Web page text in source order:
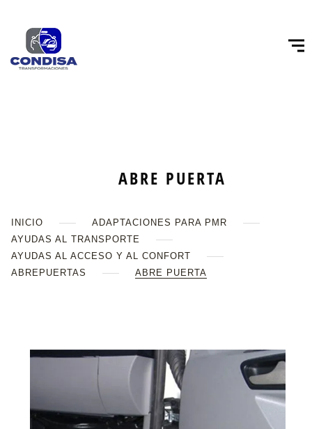
INICIO
ADAPTACIONES PARA PMR
AYUDAS AL TRANSPORTE
AYUDAS AL ACCESO Y AL CONFORT
ABREPUERTAS
ABRE PUERTA
ABRE PUERTA